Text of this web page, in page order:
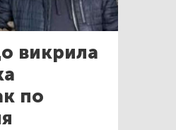
викрила
по